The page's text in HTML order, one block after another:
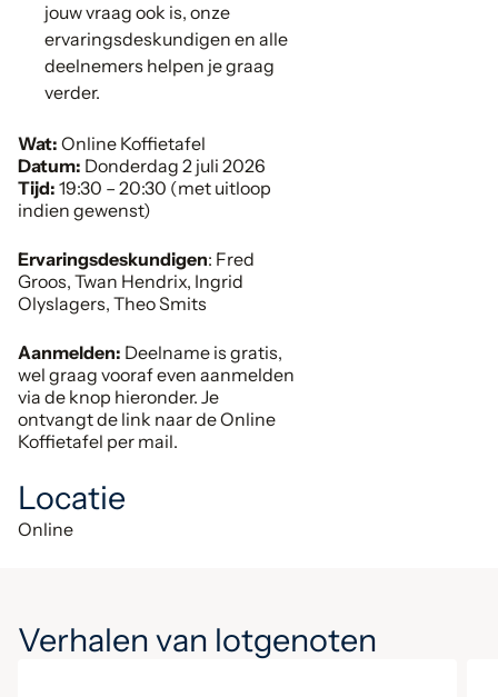
jouw vraag ook is, onze
ervaringsdeskundigen en alle
deelnemers helpen je graag
verder.
Wat: Online Koffietafel
Datum: Donderdag 2 juli 2026
Tijd: 19:30 – 20:30 (met uitloop
indien gewenst)
Ervaringsdeskundigen: Fred
Groos, Twan Hendrix, Ingrid
Olyslagers, Theo Smits
Aanmelden: Deelname is gratis,
wel graag vooraf even aanmelden
via de knop hieronder. Je
ontvangt de link naar de Online
Koffietafel per mail.
Locatie
Online
Verhalen van lotgenoten